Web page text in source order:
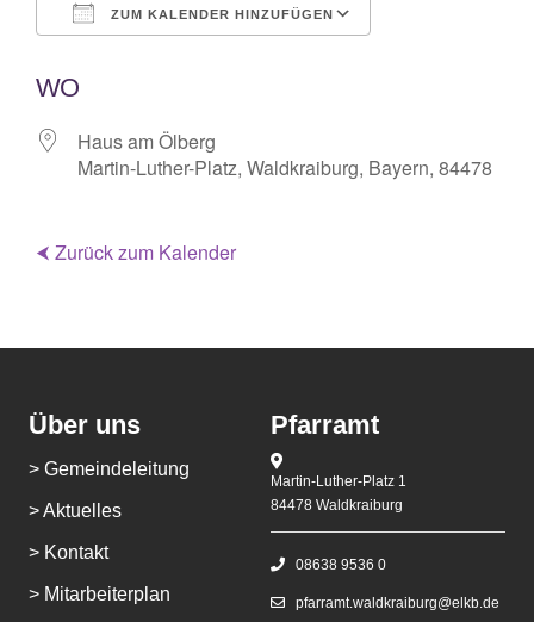
ZUM KALENDER HINZUFÜGEN
WO
Haus am Ölberg
Martin-Luther-Platz, Waldkraiburg, Bayern, 84478
⮜ Zurück zum Kalender
Über uns
> Gemeindeleitung
> Aktuelles
> Kontakt
> Mitarbeiterplan
Pfarramt
Martin-Luther-Platz 1
84478 Waldkraiburg
08638 9536 0
pfarramt.waldkraiburg@elkb.de